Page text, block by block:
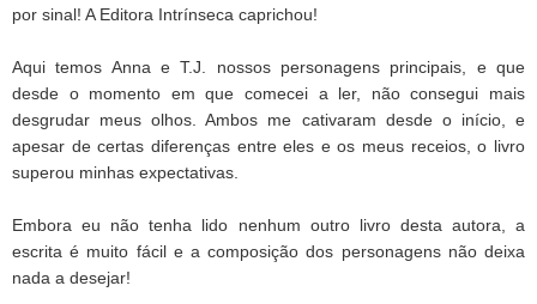
por sinal! A Editora Intrínseca caprichou!
Aqui temos Anna e T.J. nossos personagens principais, e que
desde o momento em que comecei a ler, não consegui mais
desgrudar meus olhos. Ambos me cativaram desde o início, e
apesar de certas diferenças entre eles e os meus receios, o livro
superou minhas expectativas.
Embora eu não tenha lido nenhum outro livro desta autora, a
escrita é muito fácil e a composição dos personagens não deixa
nada a desejar!